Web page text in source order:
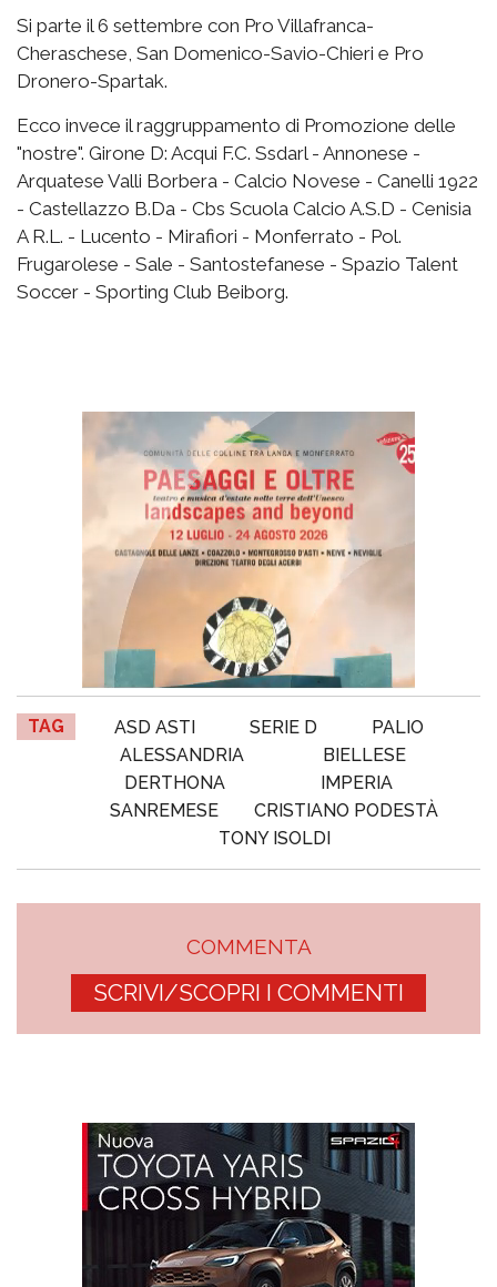
Si parte il 6 settembre con Pro Villafranca-
Cheraschese, San Domenico-Savio-Chieri e Pro
Dronero-Spartak.
Ecco invece il raggruppamento di Promozione delle
"nostre". Girone D: Acqui F.C. Ssdarl - Annonese -
Arquatese Valli Borbera - Calcio Novese - Canelli 1922
- Castellazzo B.Da - Cbs Scuola Calcio A.S.D - Cenisia
A R.L. - Lucento - Mirafiori - Monferrato - Pol.
Frugarolese - Sale - Santostefanese - Spazio Talent
Soccer - Sporting Club Beiborg.
TAG ASD ASTI SERIE D
PALIO
ALESSANDRIA
BIELLESE
DERTHONA
IMPERIA
SANREMESE
CRISTIANO PODESTÀ
TONY ISOLDI
COMMENTA
SCRIVI/SCOPRI I COMMENTI